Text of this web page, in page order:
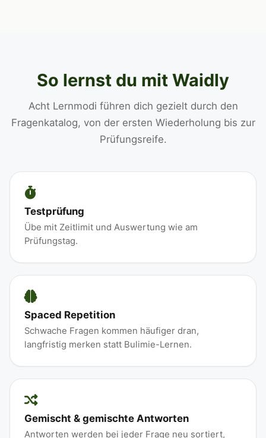
So lernst du mit Waidly
Acht Lernmodi führen dich gezielt durch den
Fragenkatalog, von der ersten Wiederholung bis zur
Prüfungsreife.
Testprüfung
Übe mit Zeitlimit und Auswertung wie am
Prüfungstag.
Spaced Repetition
Schwache Fragen kommen häufiger dran,
langfristig merken statt Bulimie-Lernen.
Gemischt & gemischte Antworten
Antworten werden bei jeder Frage neu sortiert,